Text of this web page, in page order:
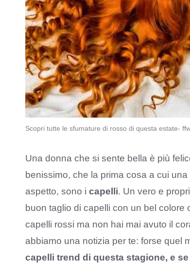
Scopri tutte le sfumature di rosso di questa estate-
Una donna che si sente bella è più
benissimo, che la prima cosa a cui
aspetto, sono i capelli. Un vero e
buon taglio di capelli con un bel
capelli rossi ma non hai mai avuto il
abbiamo una notizia per te: forse quel
capelli trend di questa stagione, e